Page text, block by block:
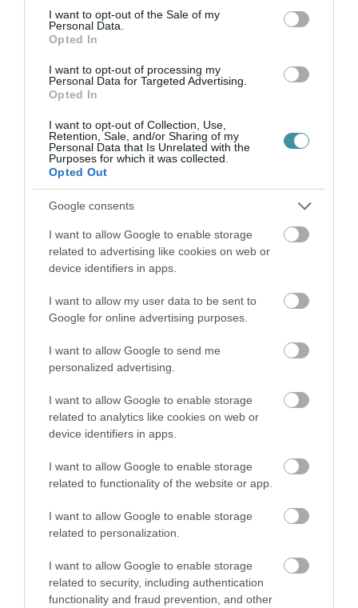
consent section.
I want to opt-out of the Sale of my
Personal Data.
Opted In
I want to opt-out of processing my
Personal Data for Targeted Advertising.
Opted In
I want to opt-out of Collection, Use,
Retention, Sale, and/or Sharing of my
Personal Data that Is Unrelated with the
Purposes for which it was collected.
Opted Out
Google consents
I want to allow Google to enable storage
related to advertising like cookies on web or
device identifiers in apps.
I want to allow my user data to be sent to
Google for online advertising purposes.
I want to allow Google to send me
personalized advertising.
I want to allow Google to enable storage
related to analytics like cookies on web or
device identifiers in apps.
I want to allow Google to enable storage
related to functionality of the website or app.
I want to allow Google to enable storage
related to personalization.
I want to allow Google to enable storage
related to security, including authentication
functionality and fraud prevention, and other
KÉT AUTÓ ÜTKÖZÖTT BOGÁCSON, A
MENTŐK IS A HELYSZÍNRE ÉRKE...
2026. augusztus 06|Riasztó
HÍREK A GARÁZSBÓL: CHERY TIGGO 9
PHEV LUXURY – A KÍNAI PR...
2026. augusztus 06
LAKÓÉPÜLETEK LÁNGOLTAK SZERDÁN
2026. augusztus 06
„NEM TETTÜNK NYOMÁST A FIUNKRA” –
2026. augusztus 06
ÚJ HŰTŐRENDSZER A MARKHOT FERENC
2026. augusztus 06 Eger ügye
HOLTAN SZÁLLÍTOTTÁK HAZA A 80 ÉVES